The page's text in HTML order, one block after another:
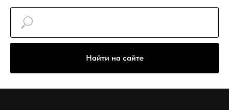
Найти на сайте